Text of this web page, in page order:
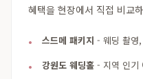
혜택을 현장에서 직접 비교
스드메 패키지 - 웨딩 촬영
강원도 웨딩홀 - 지역 인기